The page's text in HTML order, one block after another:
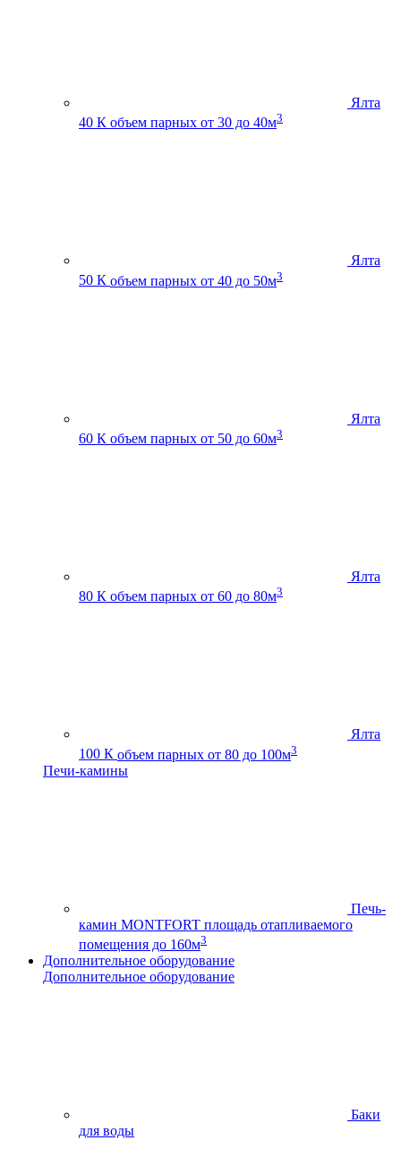
Ялта
40 К объем парных от 30 до 40м3
Ялта
50 К объем парных от 40 до 50м3
Ялта
60 К объем парных от 50 до 60м3
Ялта
80 К объем парных от 60 до 80м3
Ялта
100 К объем парных от 80 до 100м3
Печи-камины
Печь-
камин MONTFORT площадь отапливаемого
помещения до 160м3
Дополнительное оборудование
Дополнительное оборудование
Баки
для воды